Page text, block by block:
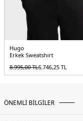
Hugo
Erkek Sweatshirt
8.995,00TL6.746,25 TL
ÖNEMLİ BİLGİLER